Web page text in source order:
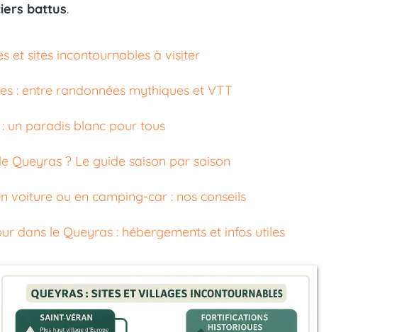
battus.
et sites incontournables à visiter
: entre randonnées mythiques et VTT
un paradis blanc pour tous
Queyras ? Le guide saison par saison
voiture ou en camping-car : nos conseils
dans le Queyras : hébergements et infos utiles